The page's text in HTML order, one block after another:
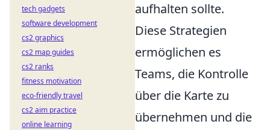
aufhalten sollte.
Diese Strategien
ermöglichen es
Teams, die Kontrolle
über die Karte zu
übernehmen und die
tech gadgets
software development
cs2 graphics
cs2 map guides
cs2 ranks
fitness motivation
eco-friendly travel
cs2 aim practice
online learning